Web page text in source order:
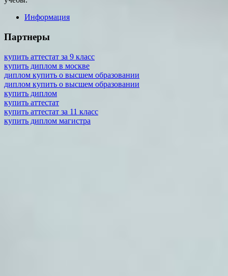
Информация
Партнеры
купить аттестат за 9 класс
купить диплом в москве
диплом купить о высшем образовании
диплом купить о высшем образовании
купить диплом
купить аттестат
купить аттестат за 11 класс
купить диплом магистра